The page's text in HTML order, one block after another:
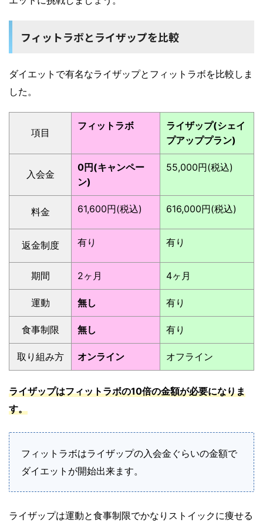
フィットラボとライザップを比較
ダイエットで有名なライザップとフィットラボを比較しま
した。
項目
フィットラボ
ライザップ(シェイ
プアッププラン)
入会金
0円(キャンペー
ン)
55,000円(税込)
料金 61,600円(税込) 616,000円(税込)
返金制度 有り 有り
期間 2ヶ月 4ヶ月
運動 無し 有り
食事制限 無し 有り
取り組み方 オンライン オフライン
ライザップはフィットラボの10倍の金額が必要になりま
す。
フィットラボはライザップの入会金ぐらいの金額で
ダイエットが開始出来ます。
ライザップは運動と食事制限でかなりストイックに痩せる